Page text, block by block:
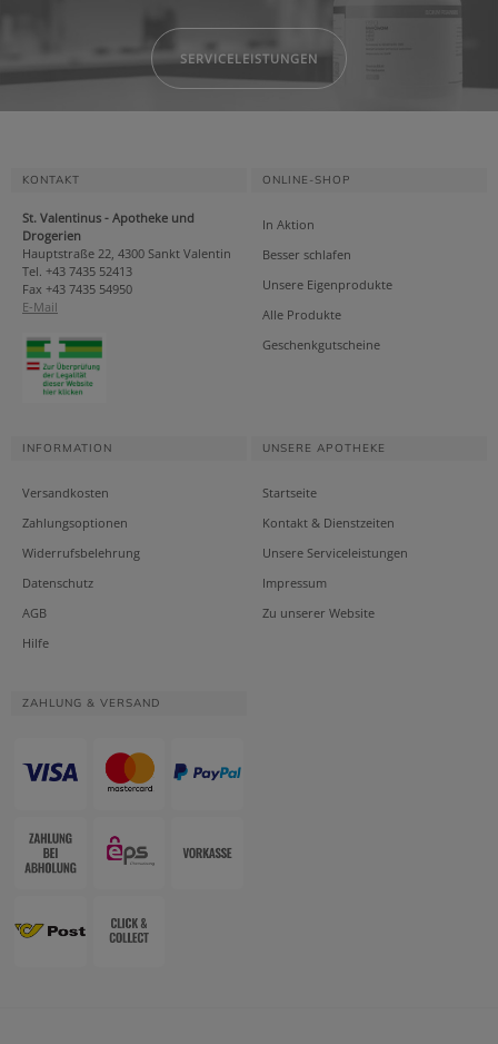
SERVICELEISTUNGEN
KONTAKT
St. Valentinus - Apotheke und
Drogerien
Hauptstraße 22, 4300 Sankt Valentin
Tel. +43 7435 52413
Fax +43 7435 54950
E-Mail
ONLINE-SHOP
In Aktion
Besser schlafen
Unsere Eigenprodukte
Alle Produkte
Geschenkgutscheine
INFORMATION
Versandkosten
Zahlungsoptionen
Widerrufsbelehrung
Datenschutz
AGB
Hilfe
UNSERE APOTHEKE
Startseite
Kontakt & Dienstzeiten
Unsere Serviceleistungen
Impressum
Zu unserer Website
ZAHLUNG & VERSAND